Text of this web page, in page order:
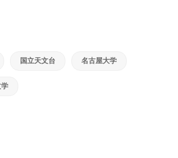
国立天文台 名古屋大学
学